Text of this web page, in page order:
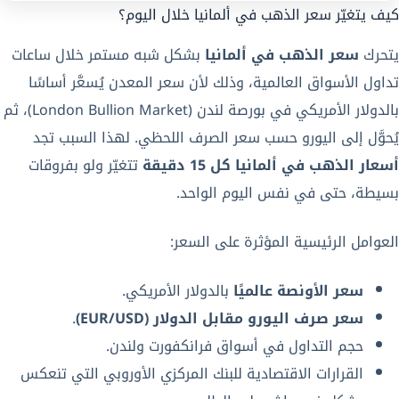
كيف يتغيّر سعر الذهب في ألمانيا خلال اليوم؟
يتحرك سعر الذهب في ألمانيا بشكل شبه مستمر خلال ساعات
تداول الأسواق العالمية، وذلك لأن سعر المعدن يُسعَّر أساسًا
بالدولار الأمريكي في بورصة لندن (London Bullion Market)، ثم
يُحوَّل إلى اليورو حسب سعر الصرف اللحظي. لهذا السبب تجد
أسعار الذهب في ألمانيا كل 15 دقيقة
تتغيّر ولو بفروقات
بسيطة، حتى في نفس اليوم الواحد.
العوامل الرئيسية المؤثرة على السعر:
سعر الأونصة عالميًا بالدولار الأمريكي.
سعر صرف اليورو مقابل الدولار (EUR/USD)
.
حجم التداول في أسواق فرانكفورت ولندن.
القرارات الاقتصادية للبنك المركزي الأوروبي التي تنعكس